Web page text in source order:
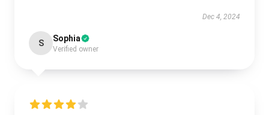
Dec 4, 2024
S Sophia
Verified owner